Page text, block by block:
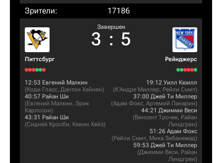
Зрители:
17186
Питтсбург
Завершен
3 : 5
Рейнджерс
12:53 Евгений Малкин
(Коди Гласс, Дантон Хейнен)
40:57 Райан Ши
(Евгений Малкин, Эрик
Карлссон)
43:31 Райан Ши
(Сидней Кросби, Кевин Хейз)
19:12 Уилл Кюилл
(К'Андре Миллер, Рейли Смит)
37:00 Джей Ти Миллер
(Адам Фокс, Артемий Панарин)
44:21 Джимми Веси
(Винсент Трочек, Райан
Линдгрен)
51:26 Адам Фокс
(Рейли Смит, Мика Зибанежад)
59:53 Джей Ти Миллер
(Джимми Веси, Райан
Линдгрен)